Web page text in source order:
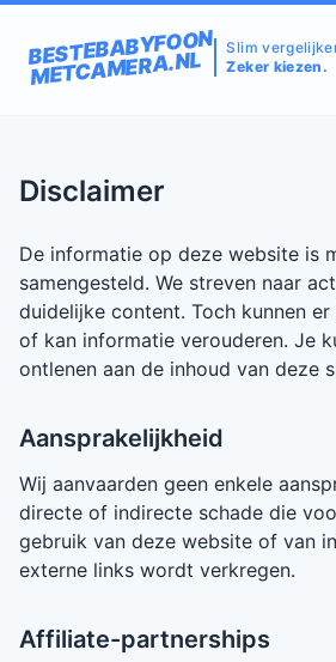
BESTEBABYFOON
METCAMERA.NL
Slim
Zeker kiezen.
Disclaimer
De informatie op deze website is
samengesteld. We streven naar
duidelijke content. Toch kunnen
of kan informatie verouderen. Je
ontlenen aan de inhoud van deze
Aansprakelijkheid
Wij aanvaarden geen enkele
directe of indirecte schade die
gebruik van deze website of van
externe links wordt verkregen.
Affiliate-partnerships